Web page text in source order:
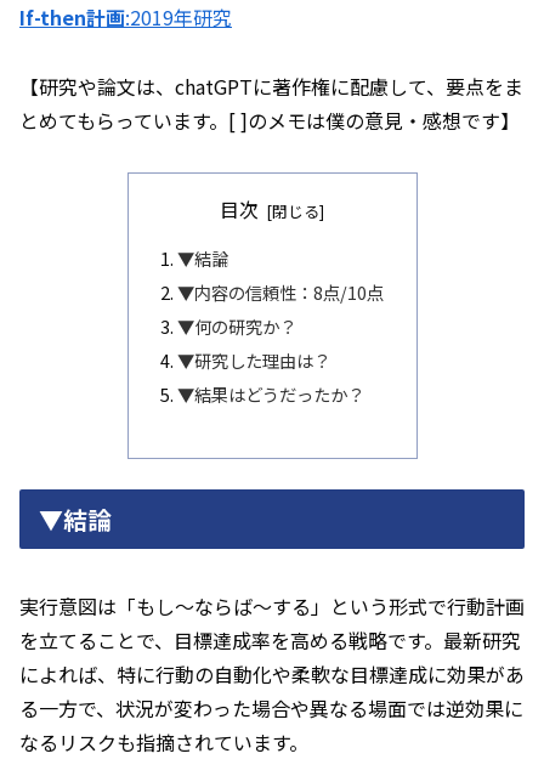
If-then計画:2019年研究
【研究や論文は、chatGPTに著作権に配慮して、要点をま
とめてもらっています。[ ]のメモは僕の意見・感想です】
目次
▼結論
▼内容の信頼性：8点/10点
▼何の研究か？
▼研究した理由は？
▼結果はどうだったか？
▼結論
実行意図は「もし～ならば～する」という形式で行動計画
を立てることで、目標達成率を高める戦略です。最新研究
によれば、特に行動の自動化や柔軟な目標達成に効果があ
る一方で、状況が変わった場合や異なる場面では逆効果に
なるリスクも指摘されています。